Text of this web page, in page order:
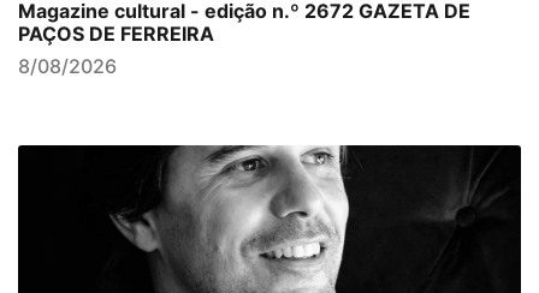
Magazine cultural - edição n.º 2672 GAZETA DE
PAÇOS DE FERREIRA
8/08/2026